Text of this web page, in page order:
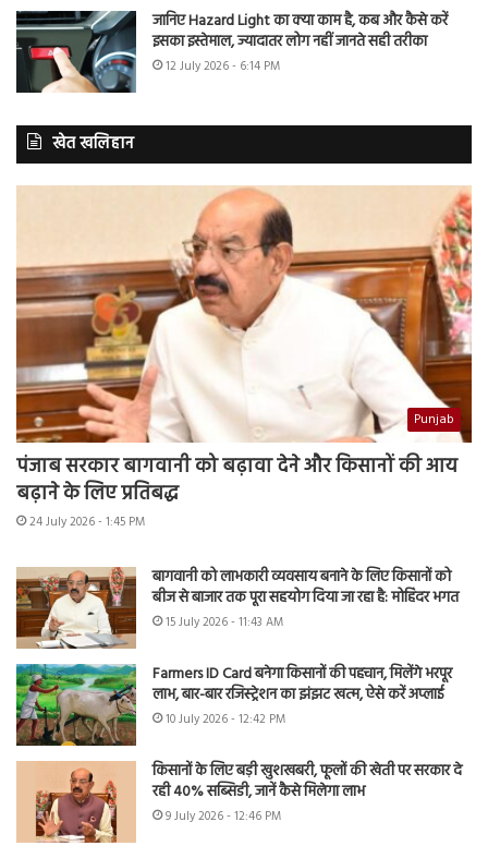
जानिए Hazard Light का क्या काम है, कब और कैसे करें
इसका इस्तेमाल, ज्यादातर लोग नहीं जानते सही तरीका
12 July 2026 - 6:14 PM
खेत खलिहान
Punjab
पंजाब सरकार बागवानी को बढ़ावा देने और किसानों की आय
बढ़ाने के लिए प्रतिबद्ध
24 July 2026 - 1:45 PM
बागवानी को लाभकारी व्यवसाय बनाने के लिए किसानों को
बीज से बाजार तक पूरा सहयोग दिया जा रहा है: मोहिंदर भगत
15 July 2026 - 11:43 AM
Farmers ID Card बनेगा किसानों की पहचान, मिलेंगे भरपूर
लाभ, बार-बार रजिस्ट्रेशन का झंझट खत्म, ऐसे करें अप्लाई
10 July 2026 - 12:42 PM
किसानों के लिए बड़ी खुशखबरी, फूलों की खेती पर सरकार दे
रही 40% सब्सिडी, जानें कैसे मिलेगा लाभ
9 July 2026 - 12:46 PM